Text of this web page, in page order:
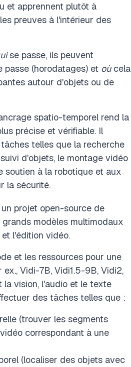
et apprennent plutôt à
preuves à l'intérieur des
se passe, ils peuvent
passe (horodatages) et oùcela
autour d'objets ou de
spatio-temporel rend la
précise et vérifiable. Il
telles que la recherche
d'objets, le montage vidéo
soutien à la robotique et aux
la sécurité.
projet open-source de
modèles multimodaux
l'édition vidéo.
et les ressources pour une
Vidi-7B, Vidi1.5-9B, Vidi2,
la vision, l'audio et le texte
des tâches telles que :
(trouver les segments
correspondant à une
(localiser des objets avec